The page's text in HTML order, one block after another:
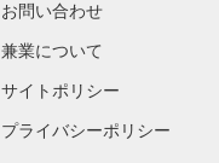
お問い合わせ
兼業について
サイトポリシー
プライバシーポリシー